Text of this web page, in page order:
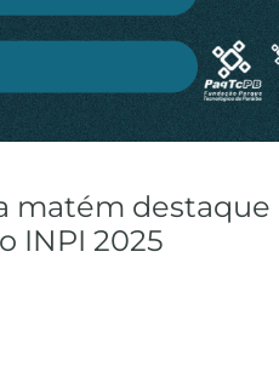
matém destaque
INPI 2025